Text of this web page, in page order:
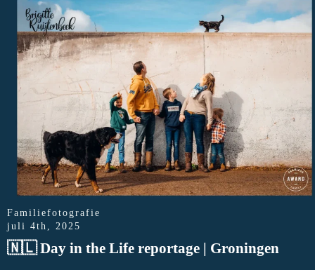
Familiefotografie
juli 4th, 2025
🇳🇱 Day in the Life reportage | Groningen